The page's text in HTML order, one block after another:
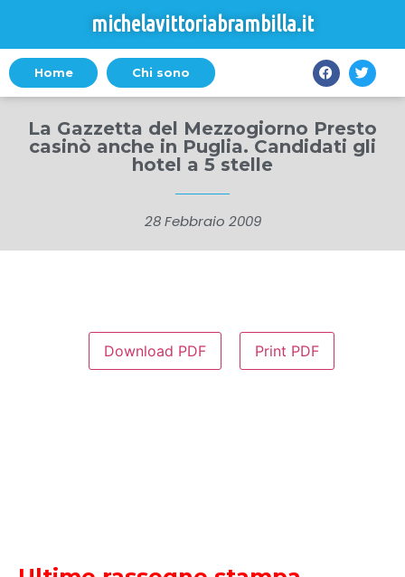
michelavittoriabrambilla.it
Home Chi sono
La Gazzetta del Mezzogiorno Presto
casinò anche in Puglia. Candidati gli
hotel a 5 stelle
28 Febbraio 2009
Download PDF Print PDF